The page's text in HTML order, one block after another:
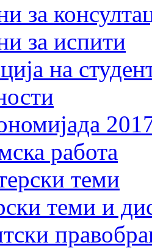
за
за испити
на
работа
теми
теми и